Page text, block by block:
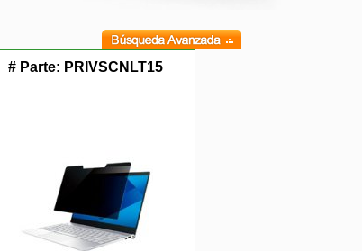
# Parte: PRIVSCNLT15